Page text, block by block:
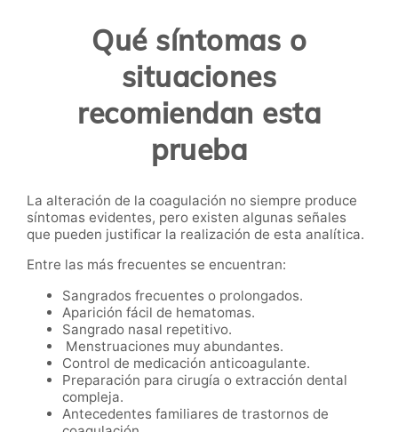
Qué síntomas o
situaciones
recomiendan esta
prueba
La alteración de la coagulación no siempre produce
síntomas evidentes, pero existen algunas señales
que pueden justificar la realización de esta analítica.
Entre las más frecuentes se encuentran:
Sangrados frecuentes o prolongados.
Aparición fácil de hematomas.
Sangrado nasal repetitivo.
Menstruaciones muy abundantes.
Control de medicación anticoagulante.
Preparación para cirugía o extracción dental
compleja.
Antecedentes familiares de trastornos de